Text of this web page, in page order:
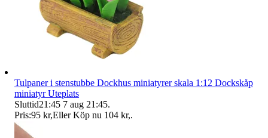
Tulpaner i stenstubbe Dockhus miniatyrer skala 1:12 Dockskåp
miniatyr Uteplats
Sluttid21:45 7 aug 21:45.
Pris:95 kr,Eller Köp nu 104 kr,.